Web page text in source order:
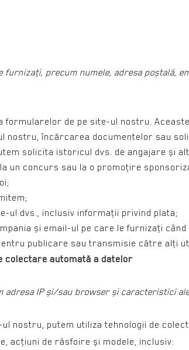
precum numele, adresa poștală,
formularelor de pe site-ul nostru.
nostru, încărcarea documentelor sau
solicita istoricul dvs. de angajare și
un concurs sau la o promoţire
ul dvs., inclusiv informaţii privind plata;
și email-ul pe care le furnizaţi
publicare sau transmisie către alţi
colectare automată a datelor
adresa IP și/sau browser și caracteristici
nostru, putem utiliza tehnologii de
acţiuni de răsfoire și modele, inclusiv: